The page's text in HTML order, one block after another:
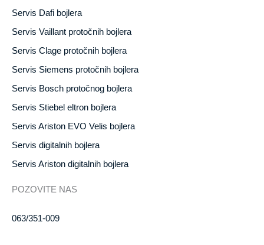
Servis Dafi bojlera
Servis Vaillant protočnih bojlera
Servis Clage protočnih bojlera
Servis Siemens protočnih bojlera
Servis Bosch protočnog bojlera
Servis Stiebel eltron bojlera
Servis Ariston EVO Velis bojlera
Servis digitalnih bojlera
Servis Ariston digitalnih bojlera
POZOVITE NAS
063/351-009